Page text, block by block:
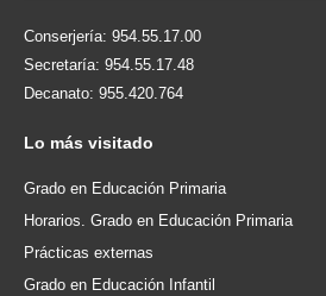
Conserjería: 954.55.17.00
Secretaría: 954.55.17.48
Decanato: 955.420.764
Lo más visitado
Grado en Educación Primaria
Horarios. Grado en Educación Primaria
Prácticas externas
Grado en Educación Infantil